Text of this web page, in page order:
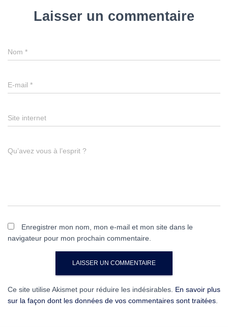
Laisser un commentaire
Nom *
E-mail *
Site internet
Qu’avez vous à l’esprit ?
Enregistrer mon nom, mon e-mail et mon site dans le
navigateur pour mon prochain commentaire.
Ce site utilise Akismet pour réduire les indésirables. En savoir plus
sur la façon dont les données de vos commentaires sont traitées